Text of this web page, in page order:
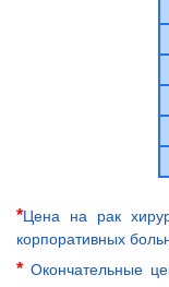
*Цена на рак
корпоративных
* Окончательные